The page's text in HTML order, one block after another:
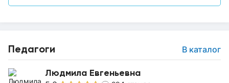
Педагоги В каталог
Людмила Евгеньевна